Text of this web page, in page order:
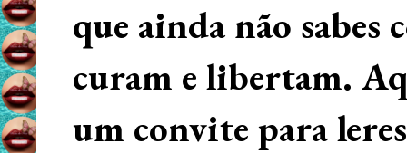
que ainda não
curam e libertam.
um convite para